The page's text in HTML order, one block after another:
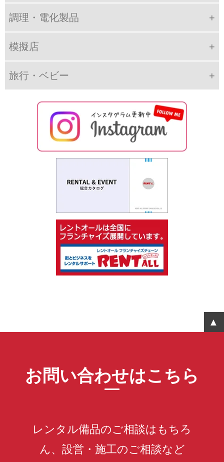
調理・電化製品
模擬店
旅行・ベビー
お問い合わせはこちら
レンタル備品のご相談はもちろ
ん、設営・施工のご相談など